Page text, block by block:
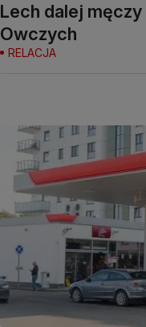
Lech dalej
Owczych
RELACJA